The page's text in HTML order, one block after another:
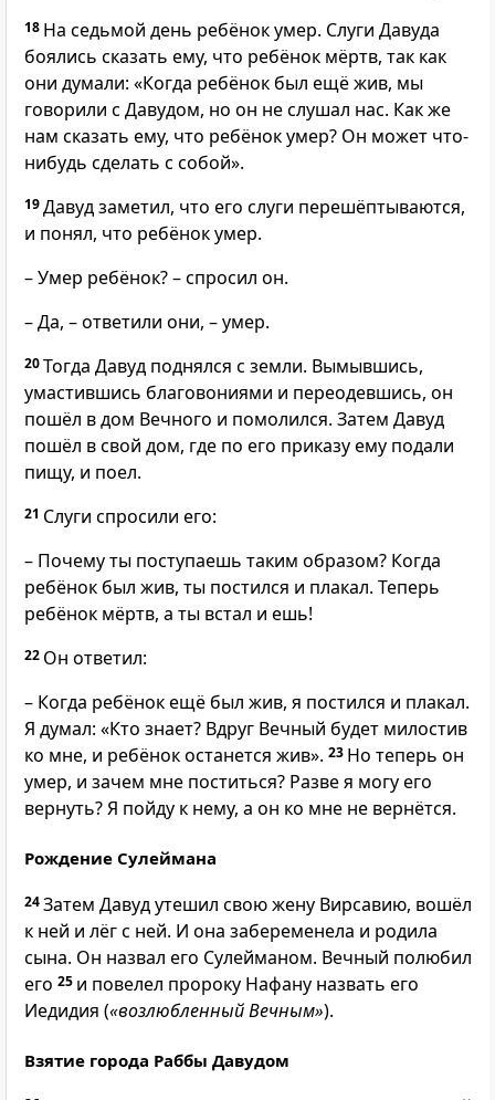
18 На седьмой день ребёнок умер. Слуги Давуда
боялись сказать ему, что ребёнок мёртв, так как
они думали: «Когда ребёнок был ещё жив, мы
говорили с Давудом, но он не слушал нас. Как же
нам сказать ему, что ребёнок умер? Он может что-
нибудь сделать с собой».
19Давуд заметил, что его слуги перешёптываются,
и понял, что ребёнок умер.
– Умер ребёнок? – спросил он.
– Да, – ответили они, – умер.
20Тогда Давуд поднялся с земли. Вымывшись,
умастившись благовониями и переодевшись, он
пошёл в дом Вечного и помолился. Затем Давуд
пошёл в свой дом, где по его приказу ему подали
пищу, и поел.
21 Слуги спросили его:
– Почему ты поступаешь таким образом? Когда
ребёнок был жив, ты постился и плакал. Теперь
ребёнок мёртв, а ты встал и ешь!
22 Он ответил:
– Когда ребёнок ещё был жив, я постился и плакал.
Я думал: «Кто знает? Вдруг Вечный будет милостив
ко мне, и ребёнок останется жив». 23 Но теперь он
умер, и зачем мне поститься? Разве я могу его
вернуть? Я пойду к нему, а он ко мне не вернётся.
Рождение Сулеймана
24Затем Давуд утешил свою жену Вирсавию, вошёл
к ней и лёг с ней. И она забеременела и родила
сына. Он назвал его Сулейманом. Вечный полюбил
его 25 и повелел пророку Нафану назвать его
Иедидия («возлюбленный Вечным»).
Взятие города Раббы Давудом